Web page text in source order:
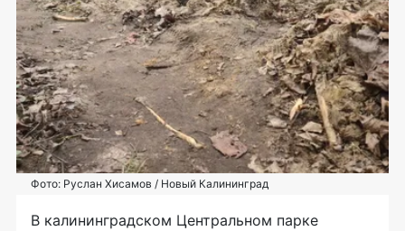
Фото: Руслан Хисамов / Новый Калининград
В калининградском Центральном парке